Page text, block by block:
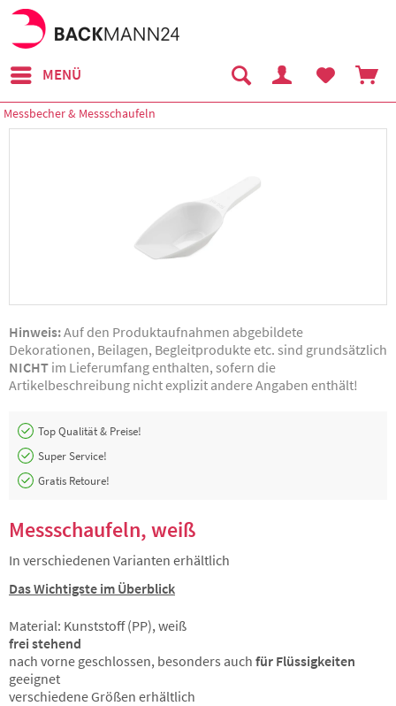
MENÜ
Messbecher & Messschaufeln
Hinweis:Auf den Produktaufnahmen abgebildete
Dekorationen, Beilagen, Begleitprodukte etc. sind grundsätzlich
NICHT im Lieferumfang enthalten, sofern die
Artikelbeschreibung nicht explizit andere Angaben enthält!
Top Qualität & Preise!
Super Service!
Gratis Retoure!
Messschaufeln, weiß
In verschiedenen Varianten erhältlich
Das Wichtigste im Überblick
Material: Kunststoff (PP), weiß
frei stehend
nach vorne geschlossen, besonders auch für Flüssigkeiten
geeignet
verschiedene Größen erhältlich